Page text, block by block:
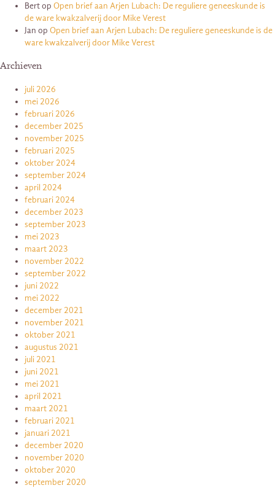
Bertop Open brief aan Arjen Lubach: De reguliere geneeskunde is
de ware kwakzalverij door Mike Verest
Jan op Open brief aan Arjen Lubach: De reguliere geneeskunde is de
ware kwakzalverij door Mike Verest
Archieven
juli 2026
mei 2026
februari 2026
december 2025
november 2025
februari 2025
oktober 2024
september 2024
april 2024
februari 2024
december 2023
september 2023
mei 2023
maart 2023
november 2022
september 2022
juni 2022
mei 2022
december 2021
november 2021
oktober 2021
augustus 2021
juli 2021
juni 2021
mei 2021
april 2021
maart 2021
februari 2021
januari 2021
december 2020
november 2020
oktober 2020
september 2020